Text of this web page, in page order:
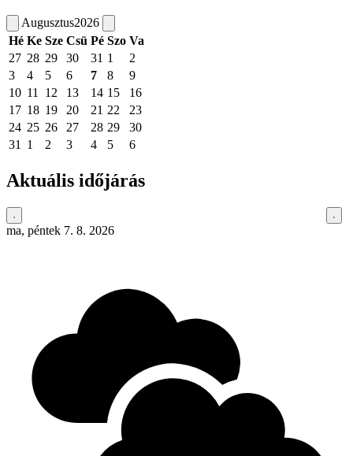
Augusztus2026
Hé Ke Sze Csü Pé Szo Va
27 28 29 30 31 1
2
3
4 5 6 7 8
9
10 11 12 13 14 15
16
17 18 19 20 21 22
23
24 25 26 27 28 29
30
31
1 2 3 4 5 6
Aktuális időjárás
ma, péntek 7. 8. 2026